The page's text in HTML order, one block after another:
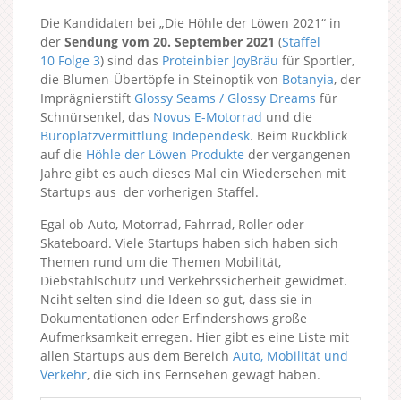
Die Kandidaten bei „Die Höhle der Löwen 2021“ in
der Sendung vom 20. September 2021 (Staffel
10 Folge 3) sind das Proteinbier JoyBräu für Sportler,
die Blumen-Übertöpfe in Steinoptik von Botanyia, der
Imprägnierstift Glossy Seams / Glossy Dreams für
Schnürsenkel, das Novus E-Motorrad und die
Büroplatzvermittlung Independesk. Beim Rückblick
auf die Höhle der Löwen Produkte der vergangenen
Jahre gibt es auch dieses Mal ein Wiedersehen mit
Startups aus der vorherigen Staffel.
Egal ob Auto, Motorrad, Fahrrad, Roller oder
Skateboard. Viele Startups haben sich haben sich
Themen rund um die Themen Mobilität,
Diebstahlschutz und Verkehrssicherheit gewidmet.
Nciht selten sind die Ideen so gut, dass sie in
Dokumentationen oder Erfindershows große
Aufmerksamkeit erregen. Hier gibt es eine Liste mit
allen Startups aus dem Bereich Auto, Mobilität und
Verkehr, die sich ins Fernsehen gewagt haben.